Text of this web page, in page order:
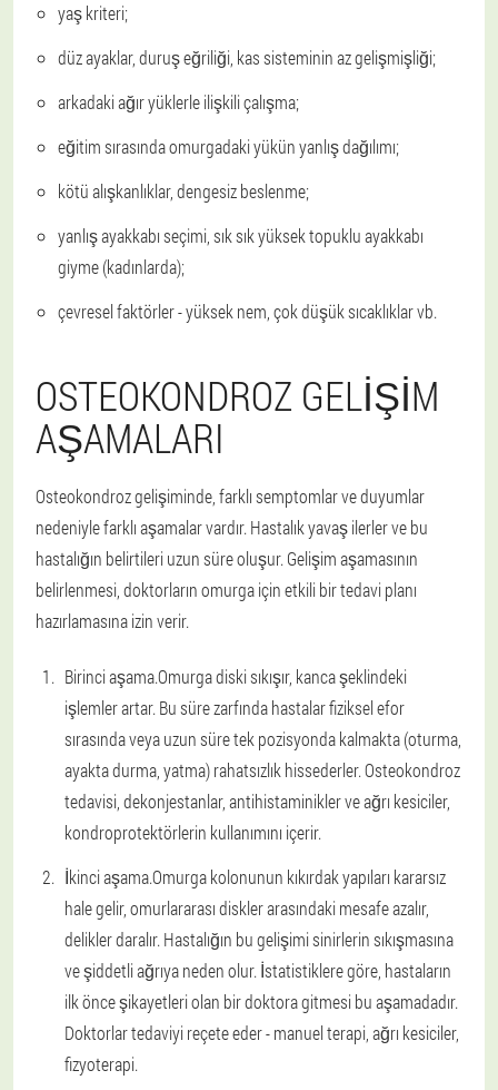
yaş kriteri;
düz ayaklar, duruş eğriliği, kas sisteminin az gelişmişliği;
arkadaki ağır yüklerle ilişkili çalışma;
eğitim sırasında omurgadaki yükün yanlış dağılımı;
kötü alışkanlıklar, dengesiz beslenme;
yanlış ayakkabı seçimi, sık sık yüksek topuklu ayakkabı
giyme (kadınlarda);
çevresel faktörler - yüksek nem, çok düşük sıcaklıklar vb.
OSTEOKONDROZ GELIŞIM
AŞAMALARI
Osteokondroz gelişiminde, farklı semptomlar ve duyumlar
nedeniyle farklı aşamalar vardır. Hastalık yavaş ilerler ve bu
hastalığın belirtileri uzun süre oluşur. Gelişim aşamasının
belirlenmesi, doktorların omurga için etkili bir tedavi planı
hazırlamasına izin verir.
Birinci aşama.Omurga diski sıkışır, kanca şeklindeki
işlemler artar. Bu süre zarfında hastalar fiziksel efor
sırasında veya uzun süre tek pozisyonda kalmakta (oturma,
ayakta durma, yatma) rahatsızlık hissederler. Osteokondroz
tedavisi, dekonjestanlar, antihistaminikler ve ağrı kesiciler,
kondroprotektörlerin kullanımını içerir.
İkinci aşama.Omurga kolonunun kıkırdak yapıları kararsız
hale gelir, omurlararası diskler arasındaki mesafe azalır,
delikler daralır. Hastalığın bu gelişimi sinirlerin sıkışmasına
ve şiddetli ağrıya neden olur. İstatistiklere göre, hastaların
ilk önce şikayetleri olan bir doktora gitmesi bu aşamadadır.
Doktorlar tedaviyi reçete eder - manuel terapi, ağrı kesiciler,
fizyoterapi.